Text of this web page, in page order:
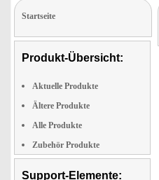
Startseite
Produkt-Übersicht:
Aktuelle Produkte
Ältere Produkte
Alle Produkte
Zubehör Produkte
Support-Elemente: